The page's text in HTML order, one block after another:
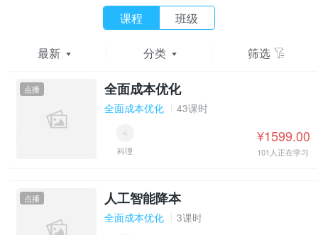
课程 班级
最新 分类 筛选
点播 全面成本优化
全面成本优化 43课时
科理
¥1599.00
101人正在学习
点播 人工智能降本
全面成本优化 3课时